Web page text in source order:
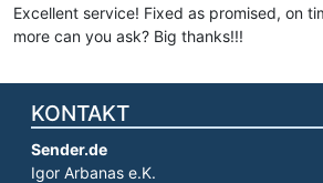
Excellent service! Fixed as promised, on
more can you ask? Big thanks!!!
KONTAKT
Sender.de
Igor Arbanas e.K.